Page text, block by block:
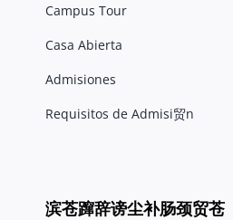
Campus Tour
Casa Abierta
Admisiones
Requisitos de Admisi贸n
滨苍蹿辞谤尘补肠颈贸苍